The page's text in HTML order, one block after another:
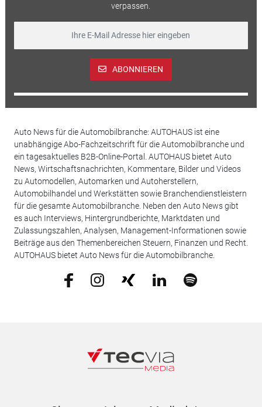
verpassen.
ABONNIEREN
Auto News für die Automobilbranche: AUTOHAUS ist eine
unabhängige Abo-Fachzeitschrift für die Automobilbranche und
ein tagesaktuelles B2B-Online-Portal. AUTOHAUS bietet Auto
News, Wirtschaftsnachrichten, Kommentare, Bilder und Videos
zu Automodellen, Automarken und Autoherstellern,
Automobilhandel und Werkstätten sowie Branchendienstleistern
für die gesamte Automobilbranche. Neben den Auto News gibt
es auch Interviews, Hintergrundberichte, Marktdaten und
Zulassungszahlen, Analysen, Management-Informationen sowie
Beiträge aus den Themenbereichen Steuern, Finanzen und Recht.
AUTOHAUS bietet Auto News für die Automobilbranche.